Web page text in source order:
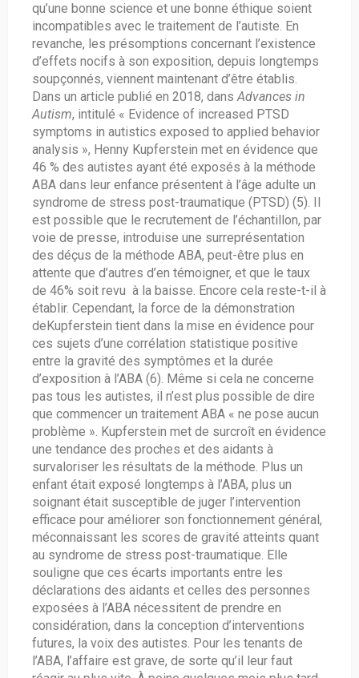
qu’une bonne science et une bonne éthique soient
incompatibles avec le traitement de l’autiste. En
revanche, les présomptions concernant l’existence
d’effets nocifs à son exposition, depuis longtemps
soupçonnés, viennent maintenant d’être établis.
Dans un article publié en 2018, dansAdvances in
Autism, intitulé « Evidence of increased PTSD
symptoms in autistics exposed to applied behavior
analysis », Henny Kupferstein met en évidence que
46 % des autistes ayant été exposés à la méthode
ABA dans leur enfance présentent à l’âge adulte un
syndrome de stress post-traumatique (PTSD) (5). Il
est possible que le recrutement de l’échantillon, par
voie de presse, introduise une surreprésentation
des déçus de la méthode ABA, peut-être plus en
attente que d’autres d’en témoigner, et que le taux
de 46% soit revu à la baisse. Encore cela reste-t-il à
établir. Cependant, la force de la démonstration
deKupferstein tient dans la mise en évidence pour
ces sujets d’une corrélation statistique positive
entre la gravité des symptômes et la durée
d’exposition à l’ABA (6). Même si cela ne concerne
pas tous les autistes, il n’est plus possible de dire
que commencer un traitement ABA « ne pose aucun
problème ». Kupferstein met de surcroît en évidence
une tendance des proches et des aidants à
survaloriser les résultats de la méthode. Plus un
enfant était exposé longtemps à l’ABA, plus un
soignant était susceptible de juger l’intervention
efficace pour améliorer son fonctionnement général,
méconnaissant les scores de gravité atteints quant
au syndrome de stress post-traumatique. Elle
souligne que ces écarts importants entre les
déclarations des aidants et celles des personnes
exposées à l’ABA nécessitent de prendre en
considération, dans la conception d’interventions
futures, la voix des autistes. Pour les tenants de
l’ABA, l’affaire est grave, de sorte qu’il leur faut